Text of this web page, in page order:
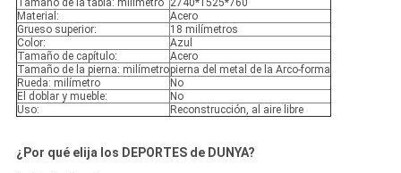
Tamaño de la tabla: milímetro 2740*1525*760
Material:
Acero
Grueso superior:
18 milímetros
Color:
Azul
Tamaño de capítulo:
Acero
Tamaño de la pierna: milímetropierna del metal de la Arco-forma
Rueda: milímetro
No
El doblar y mueble:
No
Uso:
Reconstrucción, al aire libre
¿Por qué elija los DEPORTES de DUNYA?